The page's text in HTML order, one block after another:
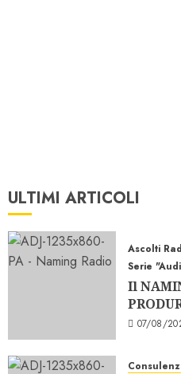
ULTIMI ARTICOLI
Ascolti
Serie
Il
07/08/